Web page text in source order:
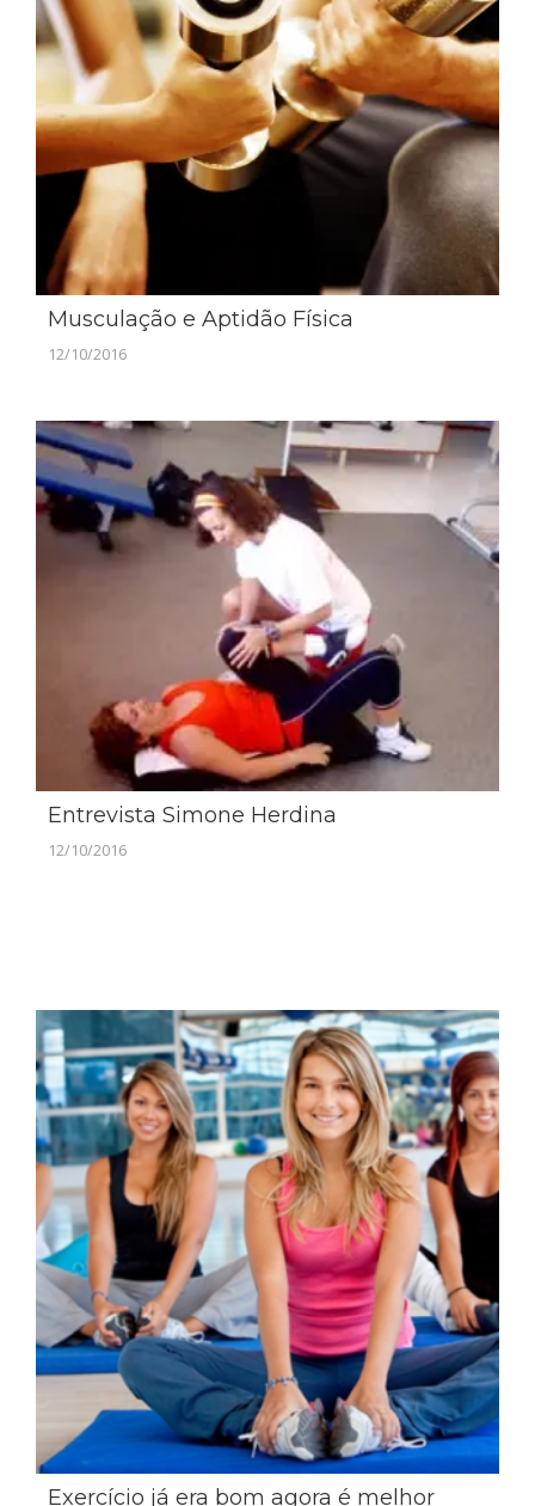
Musculação e Aptidão Física
12/10/2016
Entrevista Simone Herdina
12/10/2016
Exercício já era bom agora é melhor